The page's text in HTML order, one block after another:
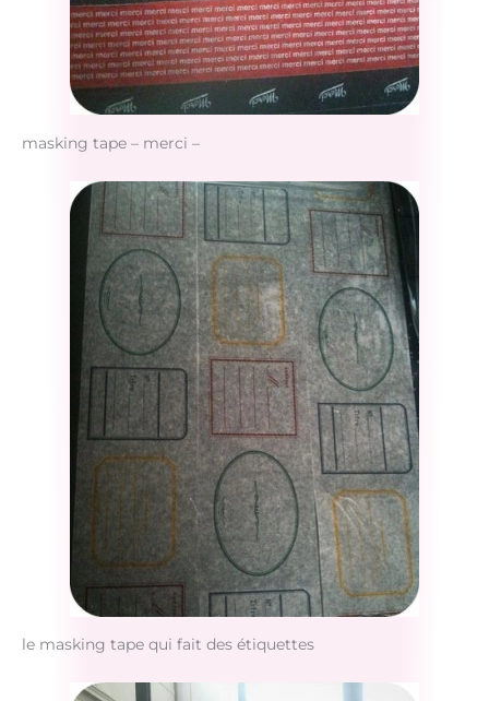
masking tape – merci –
le masking tape qui fait des étiquettes